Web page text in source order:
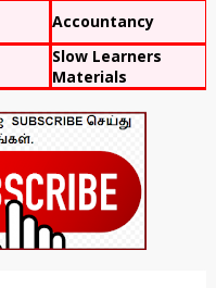
Accountancy
Slow Learners
Materials